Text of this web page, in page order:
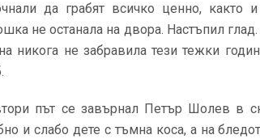
да грабят всичко ценно, както
не останала на двора. Настъпил
никога не забравила тези тежки
път се завърнал Петър Шолев в
и слабо дете с тъмна коса, а на